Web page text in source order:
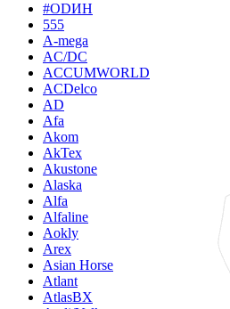
#ODИН
555
A-mega
AC/DC
ACCUMWORLD
ACDelco
AD
Afa
Akom
AkTex
Akustone
Alaska
Alfa
Alfaline
Aokly
Arex
Asian Horse
Atlant
AtlasBX